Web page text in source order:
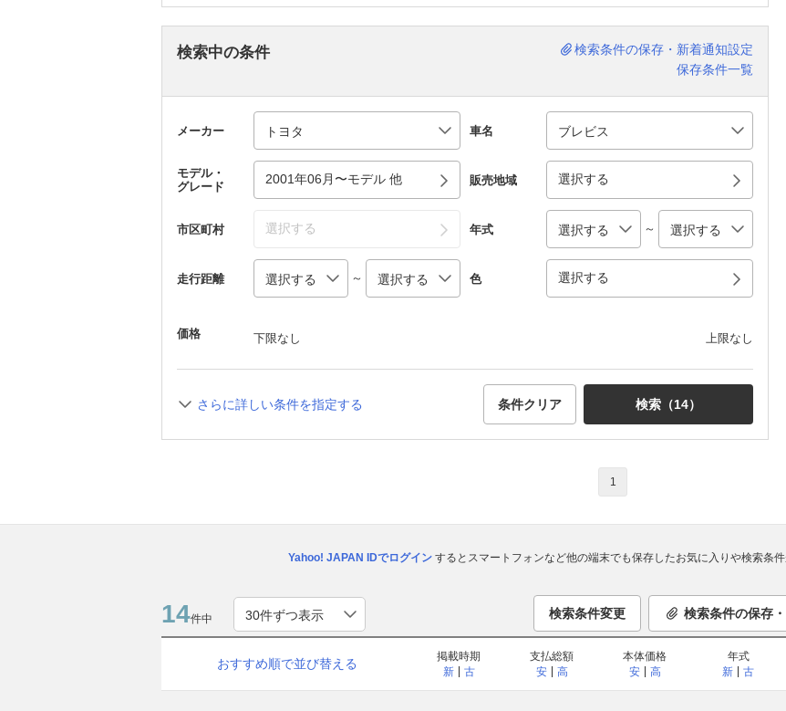
検索中の条件
検索条件の保存・新着通知設定
保存条件一覧
メーカー 車名
モデル・
グレード
2001年06月〜モデル 他 販売地域 選択する
市区町村 選択する 年式 ～
走行距離 ～ 色 選択する
価格 下限なし 上限なし
さらに詳しい条件を指定する 条件クリア 検索（14）
1
Yahoo! JAPAN IDでログインするとスマートフォンなど他の端末でも保存したお気に入りや検索条件
14件中 検索条件変更 検索条件の保存
おすすめ順で並び替える
掲載時期
新
古
支払総額
安
高
本体価格
安
高
年式
新
古